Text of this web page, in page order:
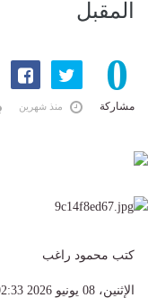
المقبل
0
مشاركة منذ شهرين
كتب محمود راغب
الإثنين، 08 يونيو 2026 02:33 م